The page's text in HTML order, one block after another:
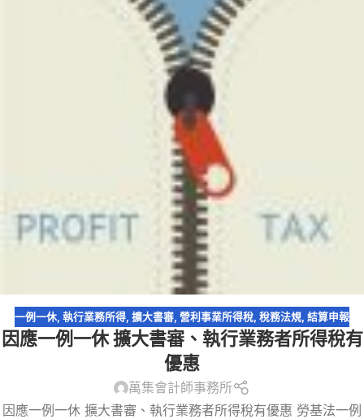
一例一休 執行業務所得 擴大書審 營利事業所得稅 稅務法規 結算申報
因應一例一休 擴大書審、執行業務者所得稅有
優惠
萬集會計師事務所
因應一例一休 擴大書審、執行業務者所得稅有優惠 勞基法一例